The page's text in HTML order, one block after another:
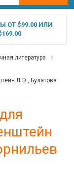
ОТ $99.00 ИЛИ
литература
Л.Э., Булатова